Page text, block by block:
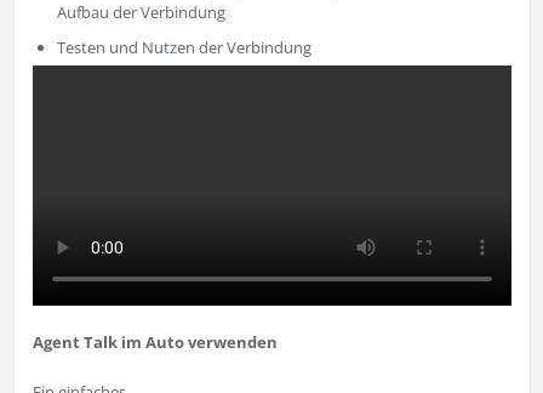
Aufbau der Verbindung
Testen und Nutzen der Verbindung
Agent Talk im Auto verwenden